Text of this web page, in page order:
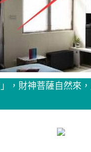
，財神菩薩自然來